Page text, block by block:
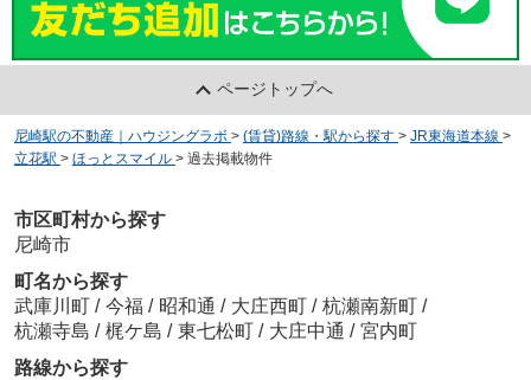
ページトップへ
尼崎駅の不動産｜ハウジングラボ > (賃貸)路線・駅から探す > JR東海道本線 >
立花駅 > ほっとスマイル > 過去掲載物件
市区町村から探す
尼崎市
町名から探す
武庫川町 / 今福 / 昭和通 / 大庄西町 / 杭瀬南新町 /
杭瀬寺島 / 梶ケ島 / 東七松町 / 大庄中通 / 宮内町
路線から探す